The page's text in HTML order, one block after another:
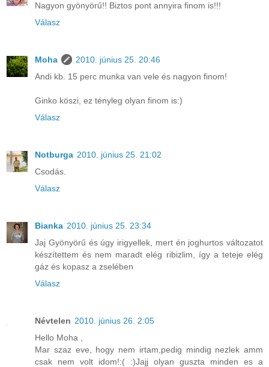
Nagyon gyönyörű!! Biztos pont annyira finom is!!!
Válasz
Moha
2010. június 25. 20:46
Andi kb. 15 perc munka van vele és nagyon finom!
Ginko köszi, ez tényleg olyan finom is:)
Válasz
Notburga 2010. június 25. 21:02
Csodás.
Válasz
Bianka 2010. június 25. 23:34
Jaj Gyönyörű és úgy irigyellek, mert én joghurtos változatot
készítettem és nem maradt elég ribizlim, így a teteje elég
gáz és kopasz a zselében
Válasz
Névtelen 2010. június 26. 2:05
Hello Moha ,
Mar szaz eve, hogy nem irtam,pedig mindig nezlek amm
csak nem volt idom!:( :)Jajj olyan guszta minden es a